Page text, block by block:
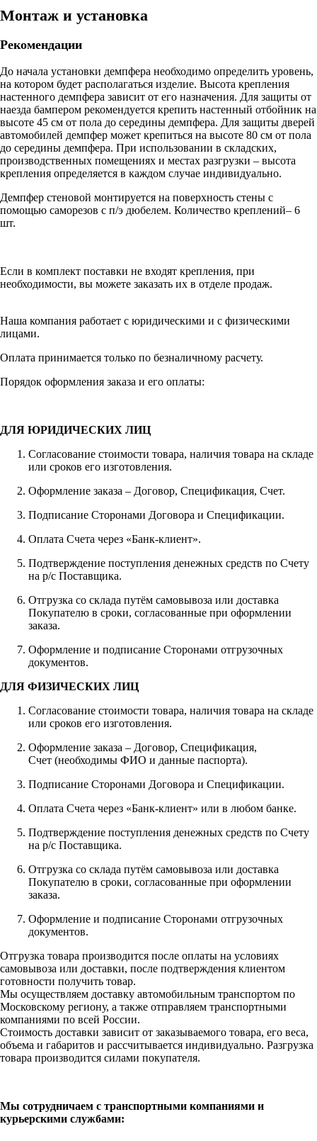
Монтаж и установка
Рекомендации
До начала установки демпфера необходимо определить уровень,
на котором будет располагаться изделие. Высота крепления
настенного демпфера зависит от его назначения. Для защиты от
наезда бампером рекомендуется крепить настенный отбойник на
высоте 45 см от пола до середины демпфера. Для защиты дверей
автомобилей демпфер может крепиться на высоте 80 см от пола
до середины демпфера. При использовании в складских,
производственных помещениях и местах разгрузки – высота
крепления определяется в каждом случае индивидуально.
Демпфер стеновой монтируется на поверхность стены с
помощью саморезов с п/э дюбелем. Количество креплений– 6
шт.
Если в комплект поставки не входят крепления, при
необходимости, вы можете заказать их в отделе продаж.
Наша компания работает с юридическими и с физическими
лицами.
Оплата принимается только по безналичному расчету.
Порядок оформления заказа и его оплаты:
ДЛЯ ЮРИДИЧЕСКИХ ЛИЦ
Согласование стоимости товара, наличия товара на складе
или сроков его изготовления.
Оформление заказа – Договор, Спецификация, Счет.
Подписание Сторонами Договора и Спецификации.
Оплата Счета через «Банк-клиент».
Подтверждение поступления денежных средств по Счету
на р/с Поставщика.
Отгрузка со склада путём самовывоза или доставка
Покупателю в сроки, согласованные при оформлении
заказа.
Оформление и подписание Сторонами отгрузочных
документов.
ДЛЯ ФИЗИЧЕСКИХ ЛИЦ
Согласование стоимости товара, наличия товара на складе
или сроков его изготовления.
Оформление заказа – Договор, Спецификация,
Счет (необходимы ФИО и данные паспорта).
Подписание Сторонами Договора и Спецификации.
Оплата Счета через «Банк-клиент» или в любом банке.
Подтверждение поступления денежных средств по Счету
на р/с Поставщика.
Отгрузка со склада путём самовывоза или доставка
Покупателю в сроки, согласованные при оформлении
заказа.
Оформление и подписание Сторонами отгрузочных
документов.
Отгрузка товара производится после оплаты на условиях
самовывоза или доставки, после подтверждения клиентом
готовности получить товар.
Мы осуществляем доставку автомобильным транспортом по
Московскому региону, а также отправляем транспортными
компаниями по всей России.
Стоимость доставки зависит от заказываемого товара, его веса,
объема и габаритов и рассчитывается индивидуально. Разгрузка
товара производится силами покупателя.
Мы сотрудничаем с транспортными компаниями и
курьерскими службами: